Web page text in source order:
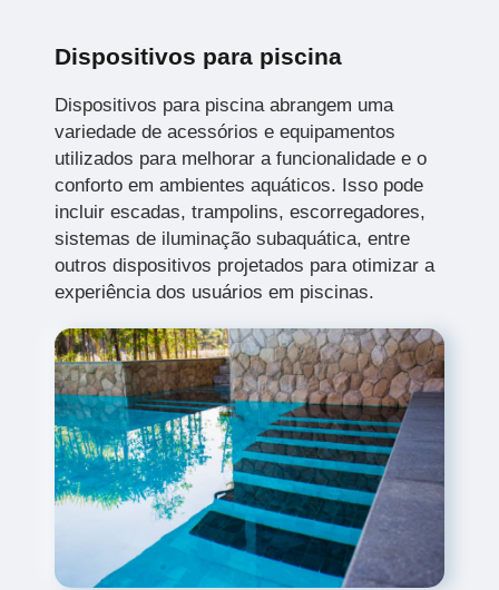
Dispositivos para piscina
Dispositivos para piscina abrangem uma
variedade de acessórios e equipamentos
utilizados para melhorar a funcionalidade e o
conforto em ambientes aquáticos. Isso pode
incluir escadas, trampolins, escorregadores,
sistemas de iluminação subaquática, entre
outros dispositivos projetados para otimizar a
experiência dos usuários em piscinas.